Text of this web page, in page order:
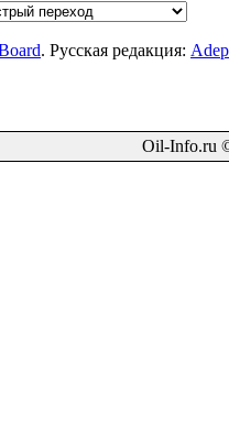
. Русская редакция:
Oil-Info.ru